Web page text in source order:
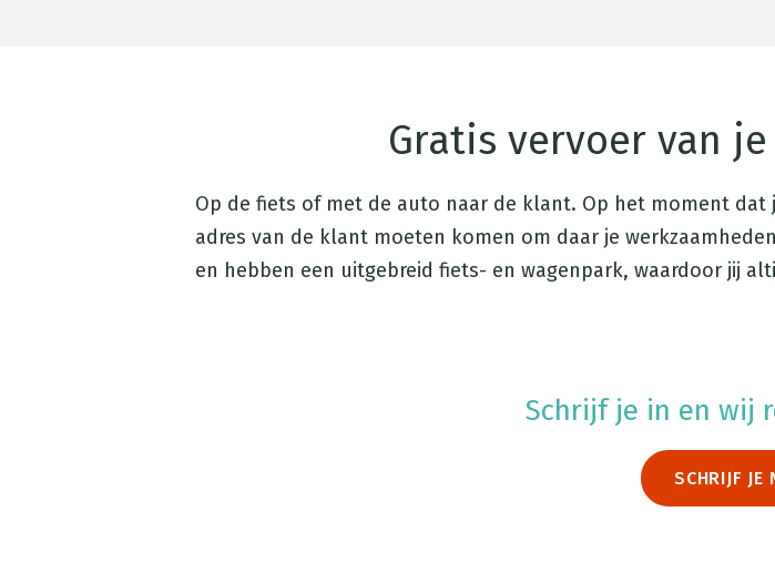
Gratis vervoer van
Op de fiets of met de auto naar de klant. Op het moment
adres van de klant moeten komen om daar je
en hebben een uitgebreid fiets- en wagenpark, waardoor jij
Schrijf je in en wij
SCHRIJF JE